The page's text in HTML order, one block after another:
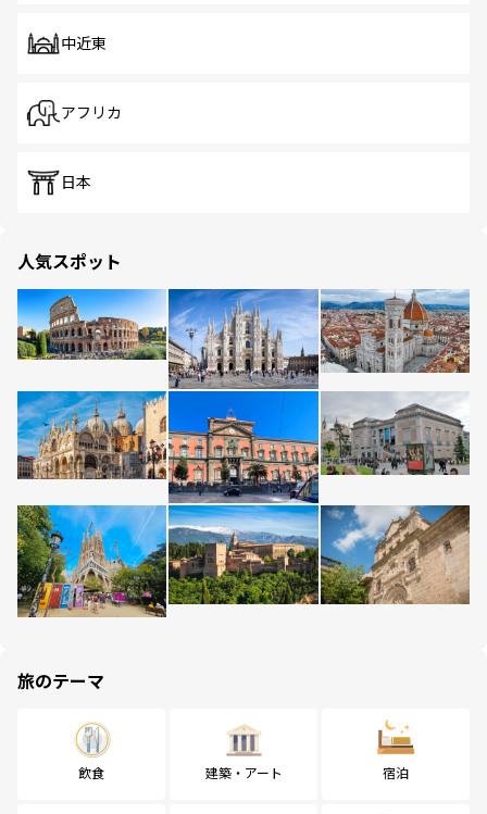
中近東
アフリカ
日本
人気スポット
旅のテーマ
飲食 建築・アート 宿泊